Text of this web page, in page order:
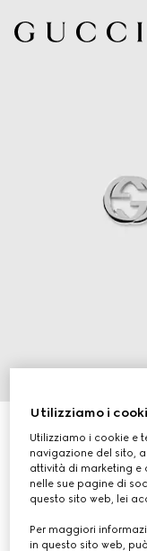
CHF 330
Utilizziamo i
Utilizziamo i cookie e
navigazione del sito,
attività di marketing e
nelle sue pagine di
questo sito web, lei
Per maggiori
in questo sito web,